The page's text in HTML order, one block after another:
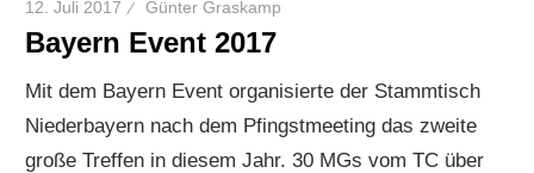
12. Juli 2017 Günter Graskamp
Bayern Event 2017
Mit dem Bayern Event organisierte der Stammtisch
Niederbayern nach dem Pfingstmeeting das zweite
große Treffen in diesem Jahr. 30 MGs vom TC über